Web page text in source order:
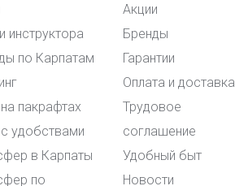
инструктора
по Карпатам
пакрафтах
удобствами
в Карпаты
по
Акции
Бренды
Гарантии
Оплата и доставка
Трудовое
соглашение
Удобный быт
Новости